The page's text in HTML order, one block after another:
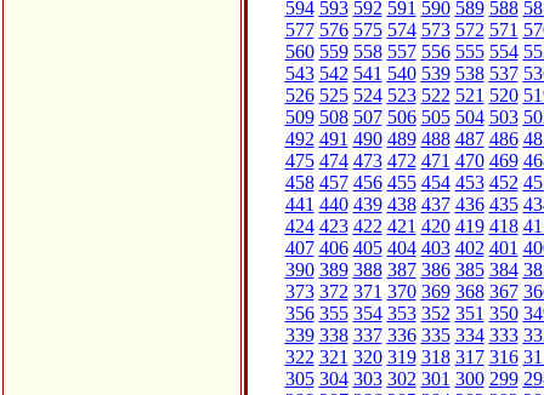
594 593 592 591 590 589 588
577 576 575 574 573 572 571
560 559 558 557 556 555 554
543 542 541 540 539 538 537
526 525 524 523 522 521 520
509 508 507 506 505 504 503
492 491 490 489 488 487 486
475 474 473 472 471 470 469
458 457 456 455 454 453 452
441 440 439 438 437 436 435
424 423 422 421 420 419 418
407 406 405 404 403 402 401
390 389 388 387 386 385 384
373 372 371 370 369 368 367
356 355 354 353 352 351 350
339 338 337 336 335 334 333
322 321 320 319 318 317 316
305 304 303 302 301 300 299